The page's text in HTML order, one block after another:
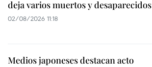
deja varios muertos y desaparecidos
02/08/2026 11:18
Medios japoneses destacan acto